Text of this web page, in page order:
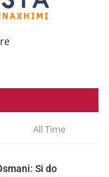
All Time
Si do